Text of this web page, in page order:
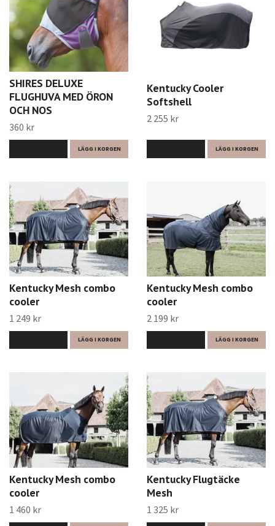
SHIRES DELUXE
FLUGHUVA MED ÖRON
OCH NOS
360 kr
LÄGG I KORGEN
Kentucky Cooler
Softshell
2 255 kr
LÄGG I KORGEN
Kentucky Mesh combo
cooler
1 249 kr
LÄGG I KORGEN
Kentucky Mesh combo
cooler
2 199 kr
LÄGG I KORGEN
Kentucky Mesh combo
cooler
1 460 kr
Kentucky Flugtäcke
Mesh
1 325 kr